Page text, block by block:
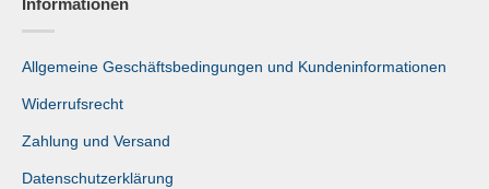
Informationen
Allgemeine Geschäftsbedingungen und Kundeninformationen
Widerrufsrecht
Zahlung und Versand
Datenschutzerklärung